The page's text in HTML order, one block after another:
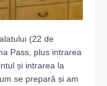
(22 de
Pass, plus intrarea
și intrarea la
se prepară și am